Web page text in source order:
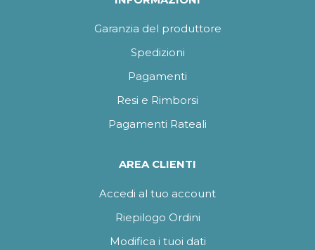
Garanzia del produttore
Spedizioni
Pagamenti
Resi e Rimborsi
Pagamenti Rateali
AREA CLIENTI
Accedi al tuo account
Riepilogo Ordini
Modifica i tuoi dati